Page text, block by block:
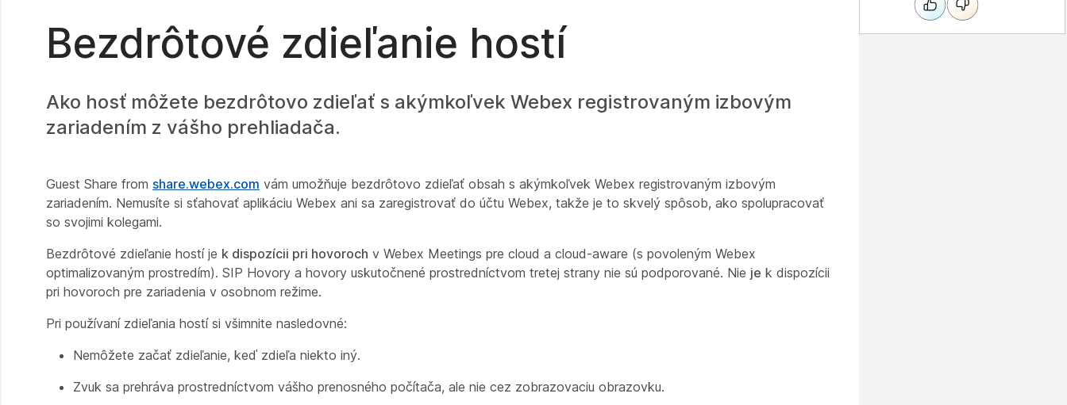
Bezdrôtové zdieľanie hostí
Ako hosť môžete bezdrôtovo zdieľať s akýmkoľvek Webex registrovaným izbovým
zariadením z vášho prehliadača.
Guest Share from share.webex.com vám umožňuje bezdrôtovo zdieľať obsah s akýmkoľvek Webex registrovaným izbovým
zariadením. Nemusíte si sťahovať aplikáciu Webex ani sa zaregistrovať do účtu Webex, takže je to skvelý spôsob, ako spolupracovať
so svojimi kolegami.
Bezdrôtové zdieľanie hostí je k dispozícii pri hovoroch v Webex Meetings pre cloud a cloud-aware (s povoleným Webex
optimalizovaným prostredím). SIP Hovory a hovory uskutočnené prostredníctvom tretej strany nie sú podporované. Nie je k dispozícii
pri hovoroch pre zariadenia v osobnom režime.
Pri používaní zdieľania hostí si všimnite nasledovné:
Nemôžete začať zdieľanie, keď zdieľa niekto iný.
Zvuk sa prehráva prostredníctvom vášho prenosného počítača, ale nie cez zobrazovaciu obrazovku.